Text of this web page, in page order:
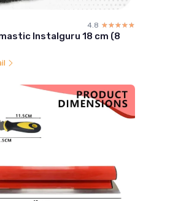
4.8 ☆☆☆☆☆
★★★★★
Instalguru 18 cm (8